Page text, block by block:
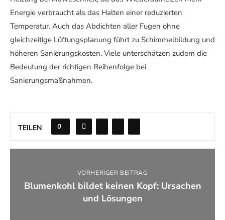
Energie verbraucht als das Halten einer reduzierten
Temperatur. Auch das Abdichten aller Fugen ohne
gleichzeitige Lüftungsplanung führt zu Schimmelbildung und
höheren Sanierungskosten. Viele unterschätzen zudem die
Bedeutung der richtigen Reihenfolge bei
Sanierungsmaßnahmen.
TEILEN 0
VORHERIGER BEITRAG
Blumenkohl bildet keinen Kopf: Ursachen
und Lösungen